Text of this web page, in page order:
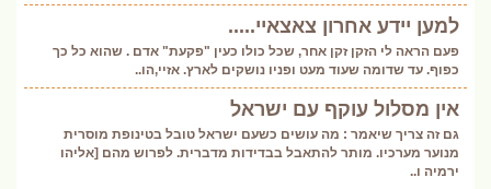
למען יידע אחרון צאצאיי.....
פעם הראה לי הזקן זקן אחר, שכל כולו כעין "פקעת" אדם . שהוא כל כך
כפוף. עד שדומה שעוד מעט ופניו נושקים לארץ. אזיי,הו..
אין מסלול עוקף עם ישראל
גם זה צריך שיאמר : מה עושים כשעם ישראל טובל בטינופת מוסרית
מנוער מערכיו. מותר להתאבל בבדידות מדברית. לפרוש מהם [אליהו
ירמיה ו..